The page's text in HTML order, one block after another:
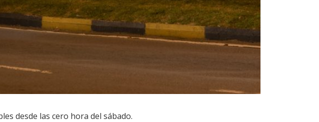
desde las cero hora del sábado.